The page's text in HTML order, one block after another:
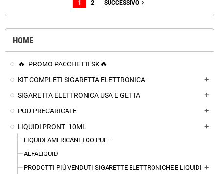
HOME
PROMO PACCHETTI SK
KIT COMPLETI SIGARETTA ELETTRONICA
add
SIGARETTA ELETTRONICA USA E GETTA add
POD PRECARICATE add
LIQUIDI PRONTI 10ML add
LIQUIDI AMERICANI TOO PUFT
ALFALIQUID
PRODOTTI PIÙ VENDUTI SIGARETTE ELETTRONICHE E LIQUIDI add
1 2 SUCCESSIVO navigate_next